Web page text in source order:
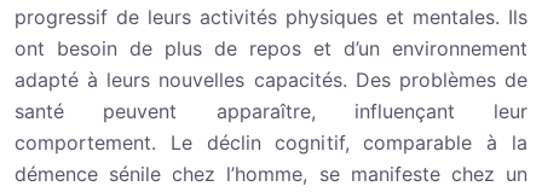
progressif de leurs activités physiques et mentales. Ils
ont besoin de plus de repos et d’un environnement
adapté à leurs nouvelles capacités. Des problèmes de
santé peuvent apparaître, influençant leur
comportement. Le déclin cognitif, comparable à la
démence sénile chez l’homme, se manifeste chez un